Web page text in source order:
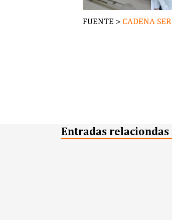
FUENTE >CADENA SER
Entradas relaciondas